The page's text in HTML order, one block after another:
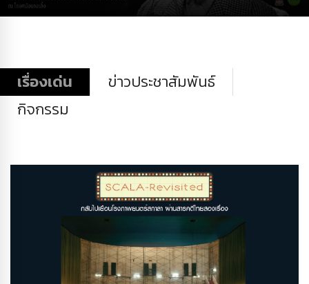
เรื่องเด่น
ข่าวประชาสัมพันธ์
กิจกรรม